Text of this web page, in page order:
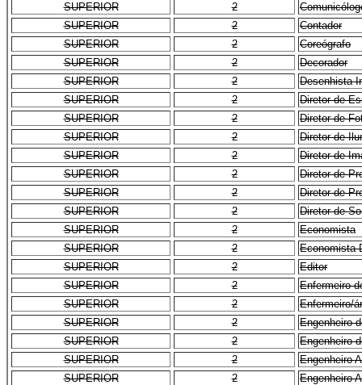
SUPERIOR
2
SUPERIOR
2
Contador
SUPERIOR
2
Coreógrafo
SUPERIOR
2
Decorador
SUPERIOR
2
Desenhista
SUPERIOR
2
Diretor de
SUPERIOR
2
Diretor de
SUPERIOR
2
Diretor de
SUPERIOR
2
Diretor de
SUPERIOR
2
Diretor de
SUPERIOR
2
Diretor de
SUPERIOR
2
Diretor de
SUPERIOR
2
Economista
SUPERIOR
2
Economista
SUPERIOR
2
Editor
SUPERIOR
2
Enfermeiro
SUPERIOR
2
Enfermeiro/
SUPERIOR
2
Engenheiro
SUPERIOR
2
Engenheiro
SUPERIOR
2
Engenheiro
SUPERIOR
2
Engenheiro